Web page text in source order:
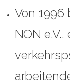
Von 1996
NON